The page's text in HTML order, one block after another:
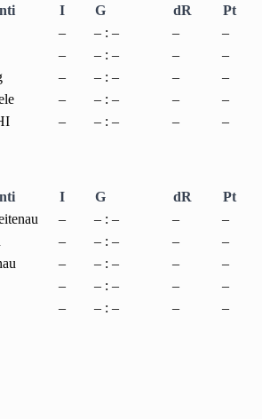
I G dR
Pt
– – : – –
–
– – : – –
–
– – : – –
–
– – : – –
–
– – : – – –
I G dR
Pt
– – : – –
–
– – : – –
–
– – : – –
–
– – : – –
–
– – : – – –